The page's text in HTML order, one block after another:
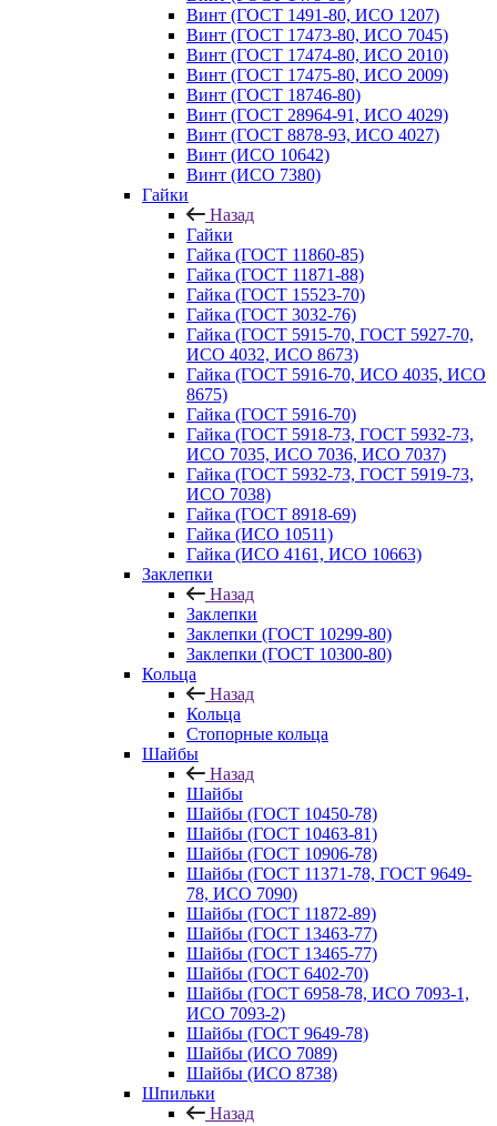
Винт (ГОСТ 1491-80, ИСО 1207)
Винт (ГОСТ 17473-80, ИСО 7045)
Винт (ГОСТ 17474-80, ИСО 2010)
Винт (ГОСТ 17475-80, ИСО 2009)
Винт (ГОСТ 18746-80)
Винт (ГОСТ 28964-91, ИСО 4029)
Винт (ГОСТ 8878-93, ИСО 4027)
Винт (ИСО 10642)
Винт (ИСО 7380)
Гайки
Назад
Гайки
Гайка (ГОСТ 11860-85)
Гайка (ГОСТ 11871-88)
Гайка (ГОСТ 15523-70)
Гайка (ГОСТ 3032-76)
Гайка (ГОСТ 5915-70, ГОСТ 5927-70,
ИСО 4032, ИСО 8673)
Гайка (ГОСТ 5916-70, ИСО 4035, ИСО
8675)
Гайка (ГОСТ 5916-70)
Гайка (ГОСТ 5918-73, ГОСТ 5932-73,
ИСО 7035, ИСО 7036, ИСО 7037)
Гайка (ГОСТ 5932-73, ГОСТ 5919-73,
ИСО 7038)
Гайка (ГОСТ 8918-69)
Гайка (ИСО 10511)
Гайка (ИСО 4161, ИСО 10663)
Заклепки
Назад
Заклепки
Заклепки (ГОСТ 10299-80)
Заклепки (ГОСТ 10300-80)
Кольца
Назад
Кольца
Стопорные кольца
Шайбы
Назад
Шайбы
Шайбы (ГОСТ 10450-78)
Шайбы (ГОСТ 10463-81)
Шайбы (ГОСТ 10906-78)
Шайбы (ГОСТ 11371-78, ГОСТ 9649-
78, ИСО 7090)
Шайбы (ГОСТ 11872-89)
Шайбы (ГОСТ 13463-77)
Шайбы (ГОСТ 13465-77)
Шайбы (ГОСТ 6402-70)
Шайбы (ГОСТ 6958-78, ИСО 7093-1,
ИСО 7093-2)
Шайбы (ГОСТ 9649-78)
Шайбы (ИСО 7089)
Шайбы (ИСО 8738)
Шпильки
Назад